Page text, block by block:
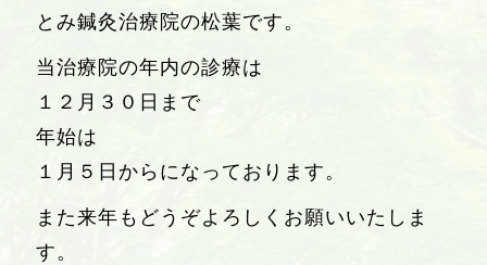
とみ鍼灸治療院の松葉です。
当治療院の年内の診療は
１２月３０日まで
年始は
１月５日からになっております。
また来年もどうぞよろしくお願いいたしま
す。